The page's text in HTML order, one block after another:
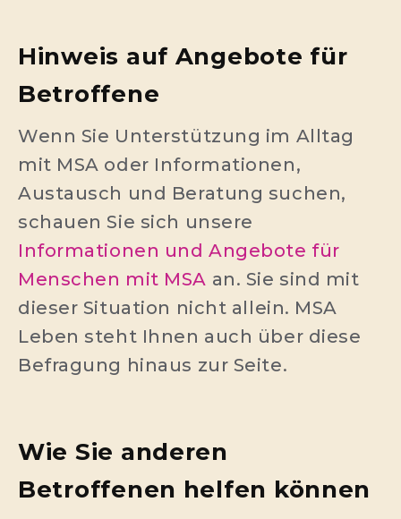
Hinweis auf Angebote für
Betroffene
Wenn Sie Unterstützung im Alltag
mit MSA oder Informationen,
Austausch und Beratung suchen,
schauen Sie sich unsere
Informationen und Angebote für
Menschen mit MSA an. Sie sind mit
dieser Situation nicht allein. MSA
Leben steht Ihnen auch über diese
Befragung hinaus zur Seite.
Wie Sie anderen
Betroffenen helfen können